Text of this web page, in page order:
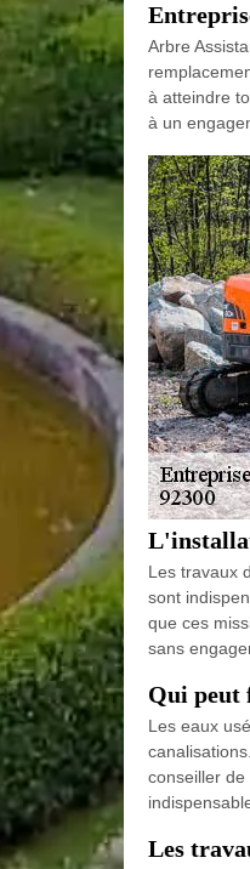
Arbre
à atteindre
à un
Les travaux
sont
que ces
sans
Qui peut
Les eaux
conseiller
Les